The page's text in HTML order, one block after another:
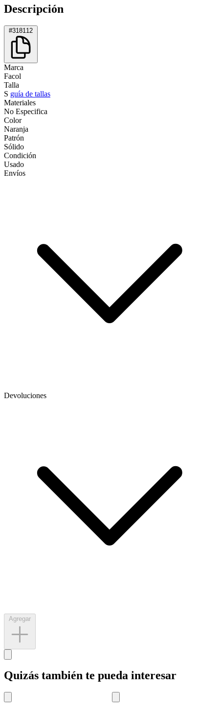
Descripción
#318112
Marca
Facol
Talla
S guía de tallas
Materiales
No Especifica
Color
Naranja
Patrón
Sólido
Condición
Usado
Envíos
Devoluciones
Quizás también te pueda interesar